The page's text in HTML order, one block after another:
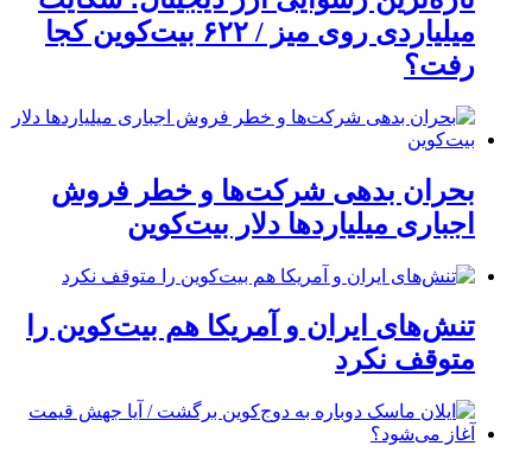
میلیاردی روی میز / ۶۲۲ بیت‌کوین کجا
رفت؟
بحران بدهی شرکت‌ها و خطر فروش
اجباری میلیاردها دلار بیت‌کوین
تنش‌های ایران و آمریکا هم بیت‌کوین را
متوقف نکرد